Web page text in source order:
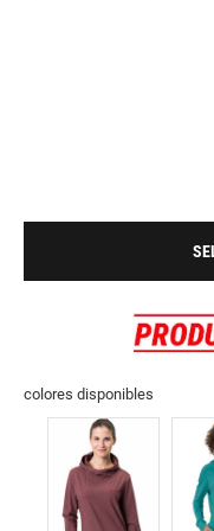
colores disponibles